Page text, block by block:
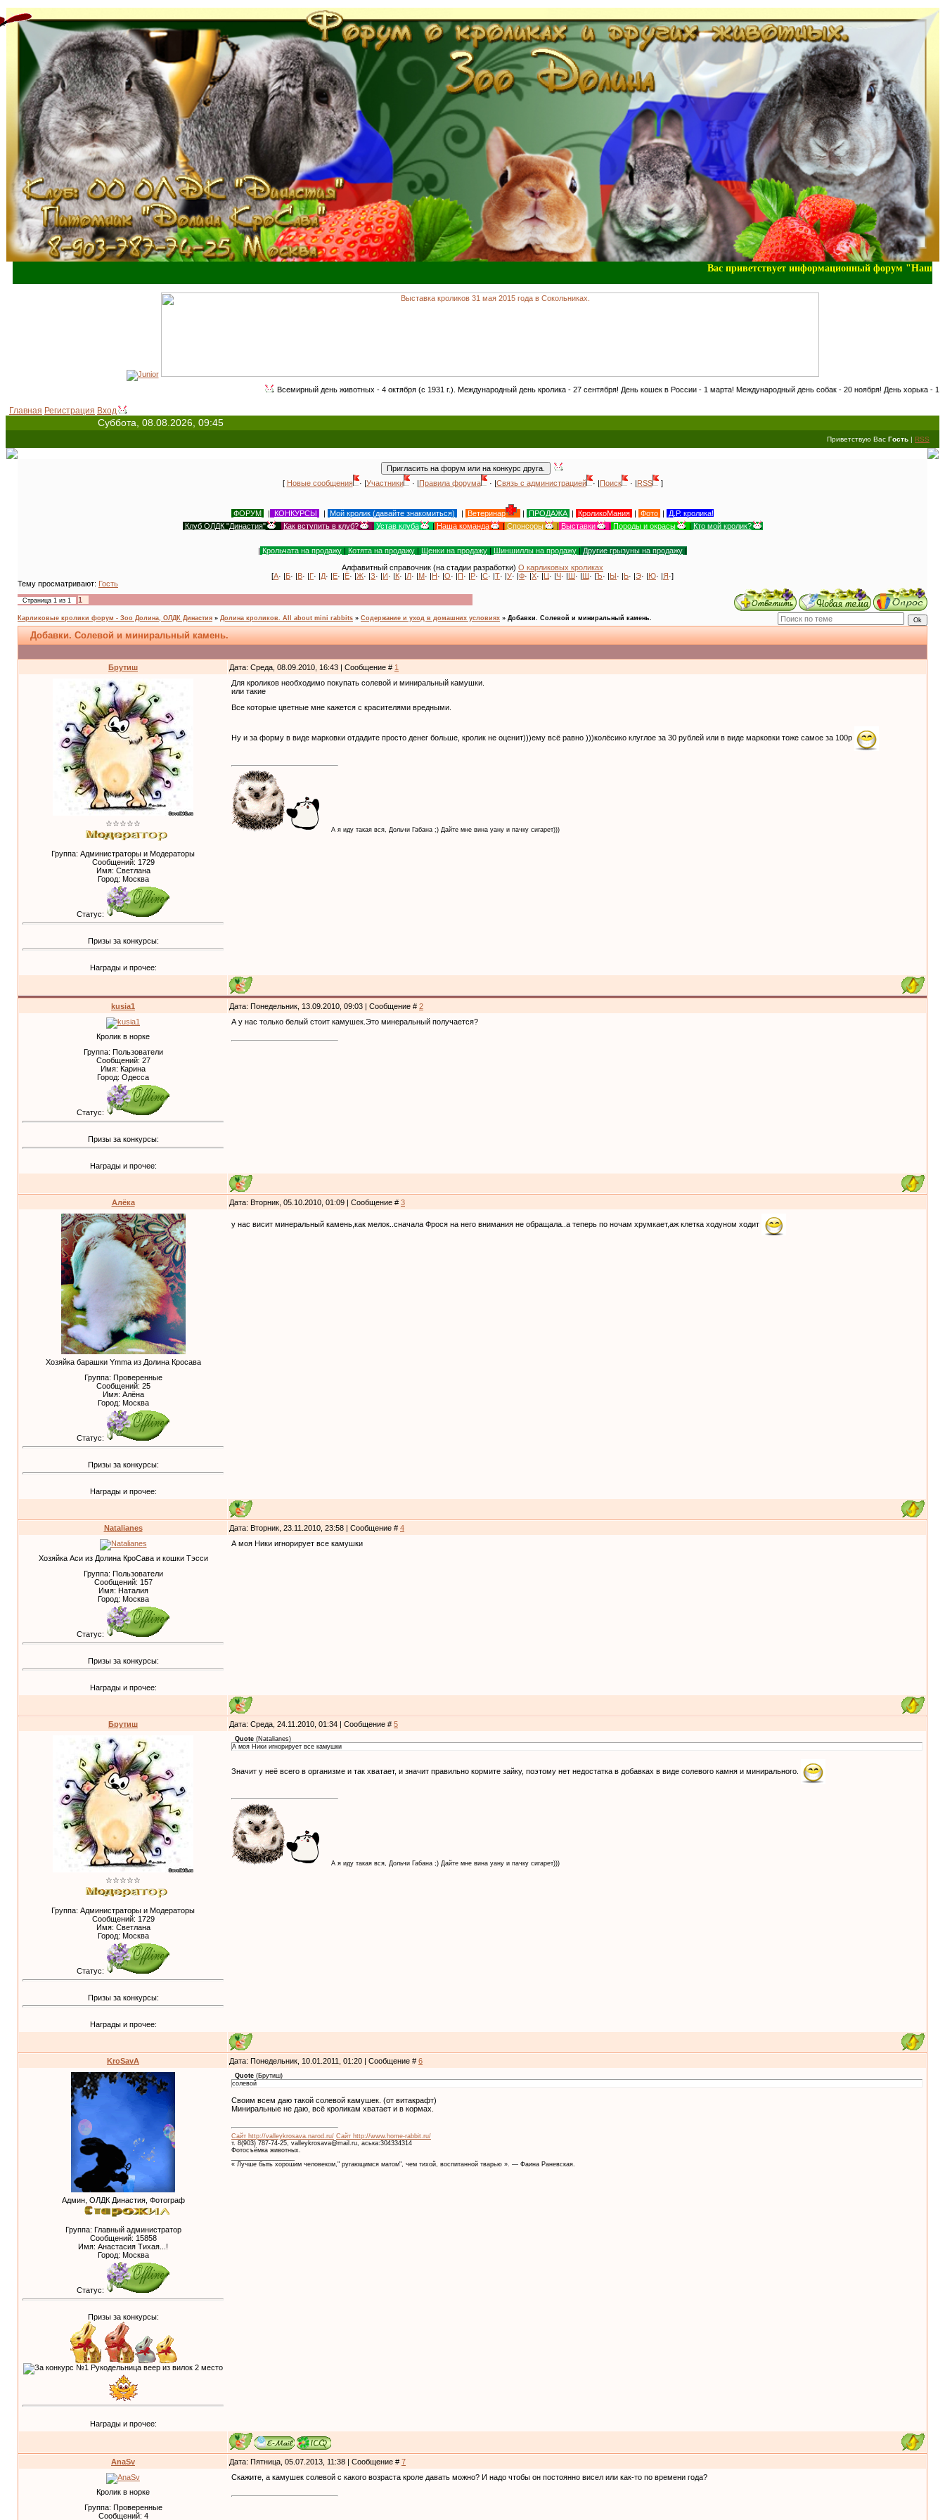
Вас приветствует информационный форум "Наша-
Всемирный день животных - 4 октября (с 1931 г.). Международный день кролика - 27 сентября! День кошек в России - 1 марта! Международный день собак - 20 ноября! День хорька - 18
Главная Регистрация Вход
Суббота, 08.08.2026, 09:45
Приветствую Вас Гость | RSS
[ Новые сообщения · |Участники · |Правила форума · |Связь с администрацией · |Поиск · |RSS ]
ФОРУМ | КОНКУРСЫ | Мой кролик (давайте знакомиться) | Ветеринар | ПРОДАЖА | КроликоМания | Фото |
Д.Р. кролика!
Клуб ОЛДК "Династия"
| Как вступить в клуб? | Устав клуба | Наша команда | Спонсоры | Выставки | Породы и окрасы | Кто мой кролик?
| Крольчата на продажу | Котята на продажу | Щенки на продажу | Шиншиллы на продажу | Другие грызуны на продажу |
Алфавитный справочник (на стадии разработки) О карликовых кроликах
[А· |Б· |В· |Г· |Д· |Е· |Ё· |Ж· |З· |И· |К· |Л· |М· |Н· |О· |П· |Р· |С· |Т· |У· |Ф· |Х· |Ц· |Ч· |Ш· |Щ· |Ъ· |Ы· |Ь· |Э· |Ю· |Я·]
Тему просматривают: Гость
Страница 1 из 1 1
Карликовые кролики форум - Зоо Долина, ОЛДК Династия » Долина кроликов. All about mini rabbits » Содержание и уход в домашних условиях » Добавки. Солевой и миниральный камень.
Добавки. Солевой и миниральный камень.
Брутиш Дата: Среда, 08.09.2010, 16:43 | Сообщение # 1
☆☆☆☆☆
Группа: Администраторы и Модераторы
Сообщений: 1729
Имя: Светлана
Город: Москва
Статус:
Призы за конкурсы:
Награды и прочее:
Для кроликов необходимо покупать солевой и миниральный камушки.
или такие
Все которые цветные мне кажется с красителями вредными.
Ну и за форму в виде марковки отдадите просто денег больше, кролик не оценит)))ему всё равно )))колёсико клуглое за 30 рублей или в виде марковки тоже самое за 100р
А я иду такая вся, Дольчи Габана ;) Дайте мне вина уану и пачку сигарет)))
kusia1 Дата: Понедельник, 13.09.2010, 09:03 | Сообщение # 2
Кролик в норке
Группа: Пользователи
Сообщений: 27
Имя: Карина
Город: Одесса
Статус:
Призы за конкурсы:
Награды и прочее:
А у нас только белый стоит камушек.Это минеральный получается?
Алёка Дата: Вторник, 05.10.2010, 01:09 | Сообщение # 3
Хозяйка барашки Ymma из Долина Кросава
Группа: Проверенные
Сообщений: 25
Имя: Алёна
Город: Москва
Статус:
Призы за конкурсы:
Награды и прочее:
у нас висит минеральный камень,как мелок..сначала Фрося на него внимания не обращала..а теперь по ночам хрумкает,аж клетка ходуном ходит
Natalianes Дата: Вторник, 23.11.2010, 23:58 | Сообщение # 4
Хозяйка Аси из Долина КроСава и кошки Тэсси
Группа: Пользователи
Сообщений: 157
Имя: Наталия
Город: Москва
Статус:
Призы за конкурсы:
Награды и прочее:
А моя Ники игнорирует все камушки
Брутиш Дата: Среда, 24.11.2010, 01:34 | Сообщение # 5
☆☆☆☆☆
Группа: Администраторы и Модераторы
Сообщений: 1729
Имя: Светлана
Город: Москва
Статус:
Призы за конкурсы:
Награды и прочее:
Quote (Natalianes)
А моя Ники игнорирует все камушки
Значит у неё всего в организме и так хватает, и значит правильно кормите зайку, поэтому нет недостатка в добавках в виде солевого камня и минирального.
А я иду такая вся, Дольчи Габана ;) Дайте мне вина уану и пачку сигарет)))
KroSavA Дата: Понедельник, 10.01.2011, 01:20 | Сообщение # 6
Админ, ОЛДК Династия, Фотограф
Группа: Главный администратор
Сообщений: 15858
Имя: Анастасия Тихая...!
Город: Москва
Статус:
Призы за конкурсы:
Награды и прочее:
Quote (Брутиш)
солевой
Своим всем даю такой солевой камушек. (от витакрафт)
Миниральные не даю, всё кроликам хватает и в кормах.
Сайт http://valleykrosava.narod.ru/ Сайт http://www.home-rabbit.ru/
т. 8(903) 787-74-25, valleykrosava@mail.ru, аська:304334314
Фотосъёмка животных.
« Лучше быть хорошим человеком," ругающимся матом", чем тихой, воспитанной тварью ». — Фаина Раневская.
AnaSv Дата: Пятница, 05.07.2013, 11:38 | Сообщение # 7
Кролик в норке
Группа: Проверенные
Сообщений: 4
Скажите, а камушек солевой с какого возраста кроле давать можно? И надо чтобы он постоянно висел или как-то по времени года?